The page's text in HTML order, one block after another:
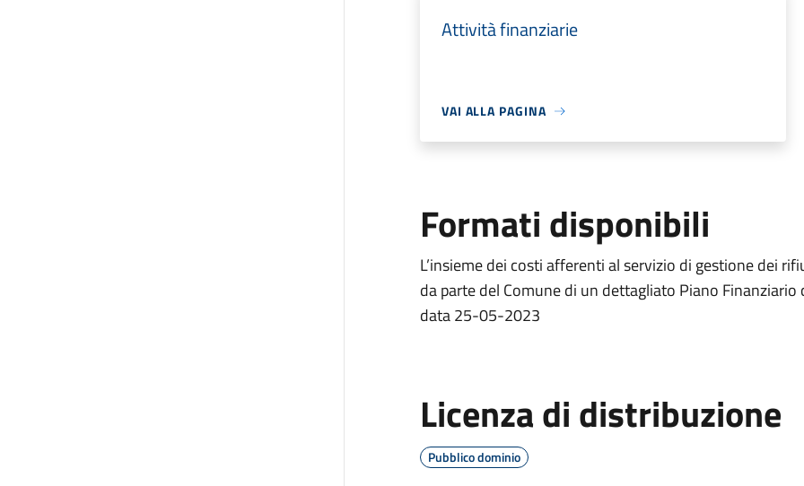
Attività finanziarie
VAI ALLA PAGINA
Formati disponibili
L’insieme dei costi afferenti al servizio di gestione dei
da parte del Comune di un dettagliato Piano
data 25-05-2023
Licenza di distribuzione
Pubblico dominio